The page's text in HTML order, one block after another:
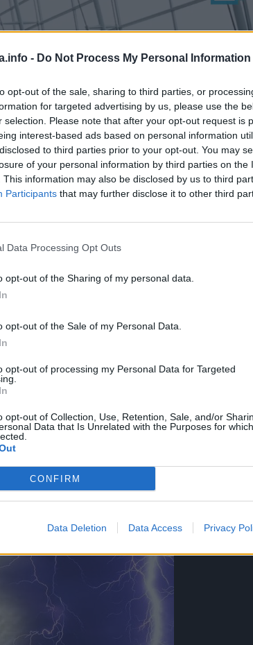
- Do Not Process My Personal Information
opt-out of the sale, sharing to third parties, or
for targeted advertising by us, please use the
selection. Please note that after your opt-out request is
interest-based ads based on personal information
to third parties prior to your opt-out. You may
of your personal information by third parties on the
This information may also be disclosed by us to third
Participants that may further disclose it to other third
Data Processing Opt Outs
opt-out of the Sharing of my personal data.
opt-out of the Sale of my Personal Data.
opt-out of processing my Personal Data for Targeted
opt-out of Collection, Use, Retention, Sale, and/or
Data that Is Unrelated with the Purposes for
CONFIRM
Data Deletion Data Access Privacy
dr Vojinović kaže da moramo da uradimo
i da se prema tome sklonimo.
je grmljavina daleko. Ako je dovoljno
na osnovu razlike između
i ako prođe više od tri-četiri sekunde,
– kaže on.